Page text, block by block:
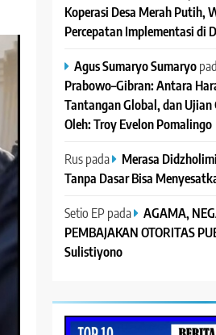
Koperasi Desa Merah Putih,
Percepatan Implementasi di
Agus Sumaryo Sumaryo
Prabowo–Gibran: Antara
Tantangan Global, dan
Oleh: Troy Evelon Pomalingo
Ruspada
Merasa
Tanpa Dasar Bisa
Setio EP pada AGAMA,
PEMBAJAKAN OTORITAS
Sulistiyono